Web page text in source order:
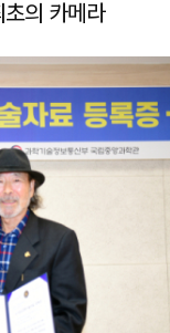
의 카메라